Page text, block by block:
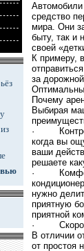
средство
мира. Они
быту, так и
своей
К примеру,
за
Почему
Выбирая
·
когда вы
ваши
решаете
· Комфорт.
нужно
приятную
приятной
·
В отличии
от простоя